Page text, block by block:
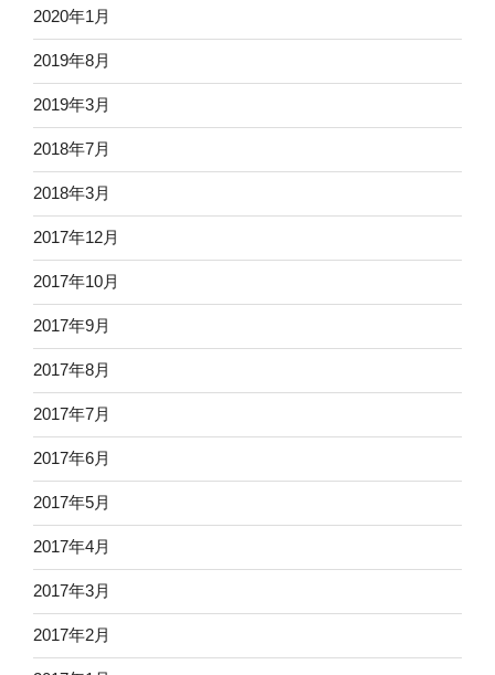
2020年1月
2019年8月
2019年3月
2018年7月
2018年3月
2017年12月
2017年10月
2017年9月
2017年8月
2017年7月
2017年6月
2017年5月
2017年4月
2017年3月
2017年2月